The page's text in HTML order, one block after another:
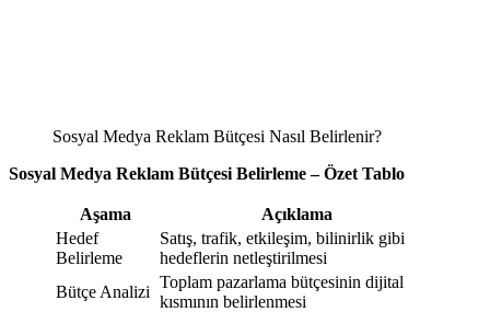
Sosyal Medya Reklam Bütçesi Nasıl Belirlenir?
Sosyal Medya Reklam Bütçesi Belirleme – Özet Tablo
Aşama
Açıklama
Hedef
Belirleme
Satış, trafik, etkileşim, bilinirlik gibi
hedeflerin netleştirilmesi
Bütçe Analizi
Toplam pazarlama bütçesinin dijital
kısmının belirlenmesi